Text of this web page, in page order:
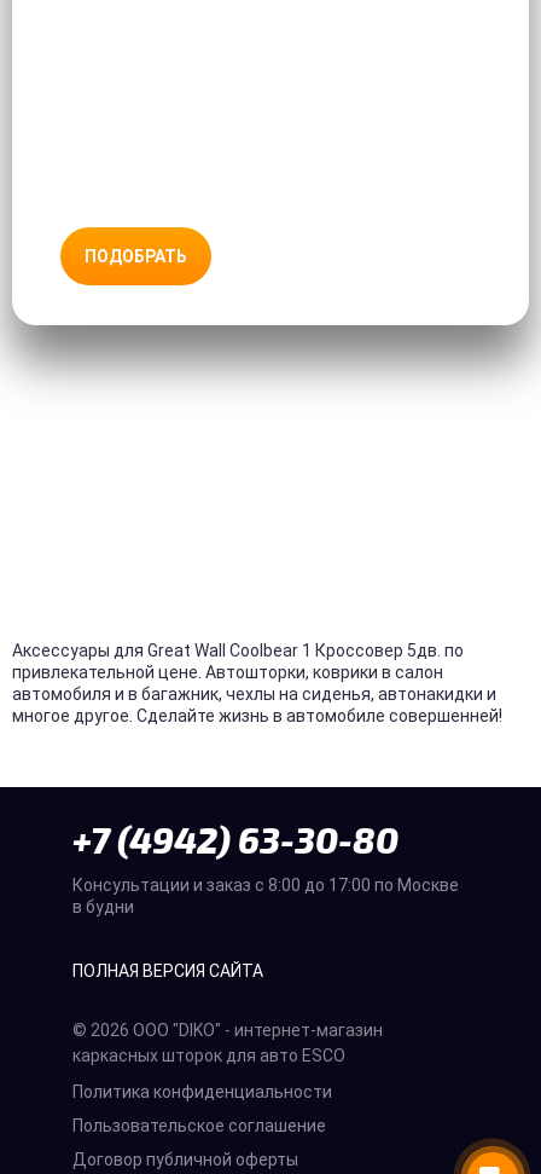
ПОДОБРАТЬ
Аксессуары для Great Wall Coolbear 1 Кроссовер 5дв. по
привлекательной цене. Автошторки, коврики в салон
автомобиля и в багажник, чехлы на сиденья, автонакидки и
многое другое. Сделайте жизнь в автомобиле совершенней!
+7 (4942) 63-30-80
Консультации и заказ с 8:00 до 17:00 по Москве
в будни
ПОЛНАЯ ВЕРСИЯ САЙТА
© 2026 ООО "DIKO" - интернет-магазин
каркасных шторок для авто ESCO
Политика конфиденциальности
Пользовательское соглашение
Договор публичной оферты